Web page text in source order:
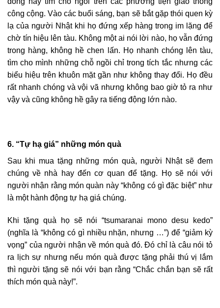
công cộng. Vào các buổi sáng, bạn sẽ bắt gặp thói quen kỳ
lạ của người Nhật khi họ đứng xếp hàng trong im lặng để
chờ tín hiệu lên tàu. Không một ai nói lời nào, họ vẫn đứng
trong hàng, không hề chen lấn. Họ nhanh chóng lên tàu,
tìm cho mình những chỗ ngồi chỉ trong tích tắc nhưng các
biểu hiệu trên khuôn mặt gần như không thay đổi. Họ đều
rất nhanh chóng và vội vã nhưng không bao giờ tỏ ra như
vậy và cũng không hề gây ra tiếng động lớn nào.
6. “Tự hạ giá” những món quà
Sau khi mua tặng những món quà, người Nhật sẽ đem
chúng về nhà hay đến cơ quan để tặng. Họ sẽ nói với
người nhận rằng món quàn này “không có gì đặc biệt” như
là một hành động tự hạ giá chúng.
Khi tặng quà họ sẽ nói “tsumaranai mono desu kedo”
(nghĩa là “không có gì nhiều nhặn, nhưng …”) để “giảm kỳ
vọng” của người nhận về món quà đó. Đó chỉ là câu nói tỏ
ra lịch sự nhưng nếu món quà được tặng phải thú vị lắm
thì người tặng sẽ nói với bạn rằng “Chắc chắn bạn sẽ rất
thích món quà này!”.